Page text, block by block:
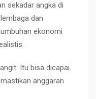
sekadar angka di
dan
ekonomi
Itu bisa dicapai
anggaran